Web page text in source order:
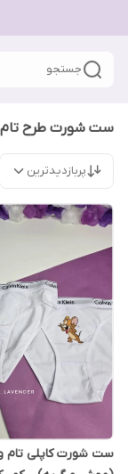
جستجو
ست شورت طرح
پربازدیدترین
ست شورت کاپلی تام